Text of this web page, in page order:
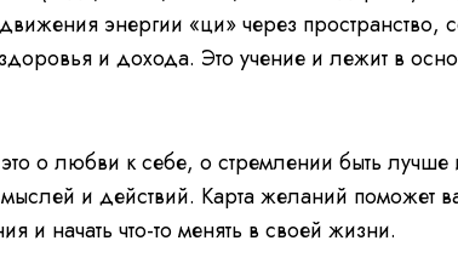
энергии «ци» через пространство,
и дохода. Это учение и лежит в
о любви к себе, о стремлении быть лучше
мыслей и действий. Карта желаний поможет
и начать что-то менять в своей жизни.